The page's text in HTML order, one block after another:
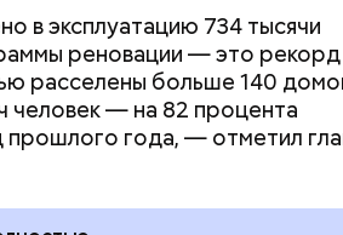
в эксплуатацию 734 тысячи
реновации — это рекорд
расселены больше 140
человек — на 82 процента
года, — отметил